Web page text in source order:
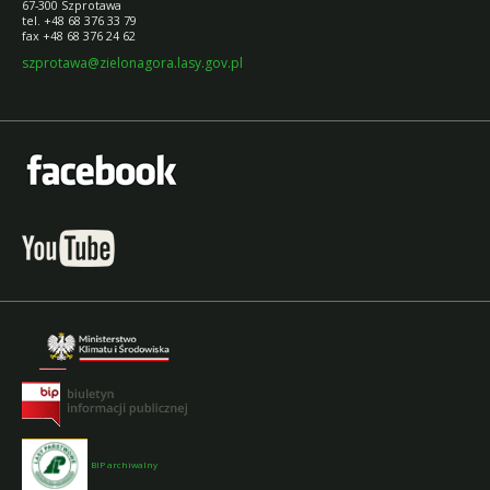
67-300 Szprotawa
tel. +48 68 376 33 79
fax +48 68 376 24 62
szprotawa@zielonagora.lasy.gov.pl
BIP archiwalny